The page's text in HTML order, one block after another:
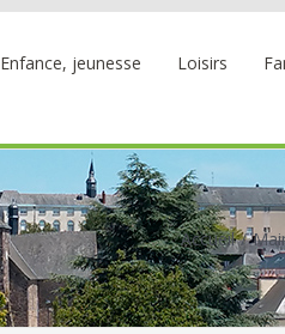
Enfance, jeunesse Loisirs
Accueil